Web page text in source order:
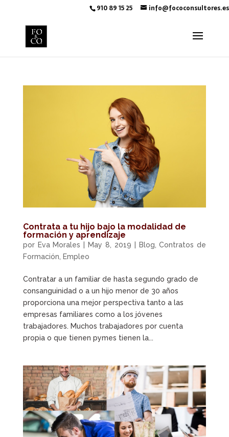
910 89 15 25 info@fococonsultores.es
Contrata a tu hijo bajo la modalidad de
formación y aprendizaje
por Eva Morales May 8, 2019 Blog ,Contratos de
Formación
Empleo
Contratar a un familiar de hasta segundo grado de
consanguinidad o a un hijo menor de 30 años
proporciona una mejor perspectiva tanto a las
empresas familiares como a los jóvenes
trabajadores. Muchos trabajadores por cuenta
propia o que tienen pymes tienen la...